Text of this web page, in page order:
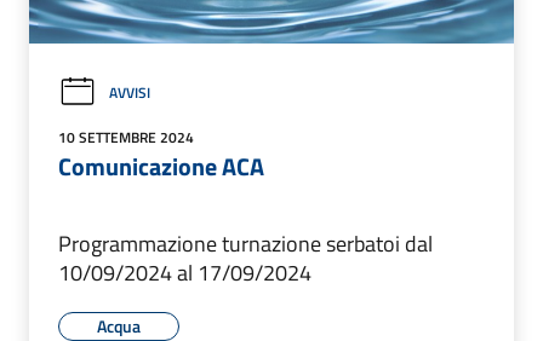
AVVISI
10 SETTEMBRE 2024
Comunicazione ACA
Programmazione turnazione serbatoi dal
10/09/2024 al 17/09/2024
Acqua